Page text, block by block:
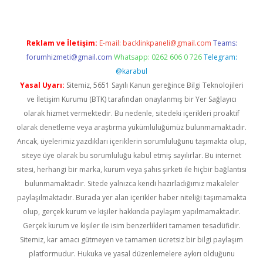
Reklam ve İletişim: E-mail: backlinkpaneli@gmail.com Teams:
forumhizmeti@gmail.com Whatsapp: 0262 606 0 726 Telegram:
@karabul
Yasal Uyarı: Sitemiz, 5651 Sayılı Kanun gereğince Bilgi Teknolojileri
ve İletişim Kurumu (BTK) tarafından onaylanmış bir Yer Sağlayıcı
olarak hizmet vermektedir. Bu nedenle, sitedeki içerikleri proaktif
olarak denetleme veya araştırma yükümlülüğümüz bulunmamaktadır.
Ancak, üyelerimiz yazdıkları içeriklerin sorumluluğunu taşımakta olup,
siteye üye olarak bu sorumluluğu kabul etmiş sayılırlar. Bu internet
sitesi, herhangi bir marka, kurum veya şahıs şirketi ile hiçbir bağlantısı
bulunmamaktadır. Sitede yalnızca kendi hazırladığımız makaleler
paylaşılmaktadır. Burada yer alan içerikler haber niteliği taşımamakta
olup, gerçek kurum ve kişiler hakkında paylaşım yapılmamaktadır.
Gerçek kurum ve kişiler ile isim benzerlikleri tamamen tesadüfidir.
Sitemiz, kar amacı gütmeyen ve tamamen ücretsiz bir bilgi paylaşım
platformudur. Hukuka ve yasal düzenlemelere aykırı olduğunu